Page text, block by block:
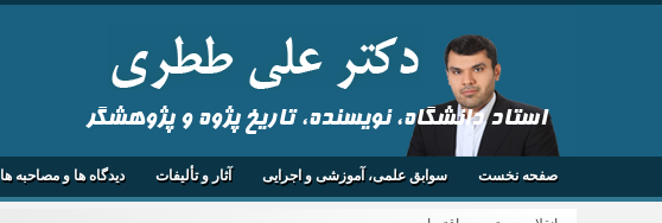
استاد دانشگاه، نویسنده، تاریخ پژوه و پژوهشگر
صفحه نخست سوابق علمی، آموزشی و اجرایی آثار و تألیفات دیدگاه ها و مصاحبه ها